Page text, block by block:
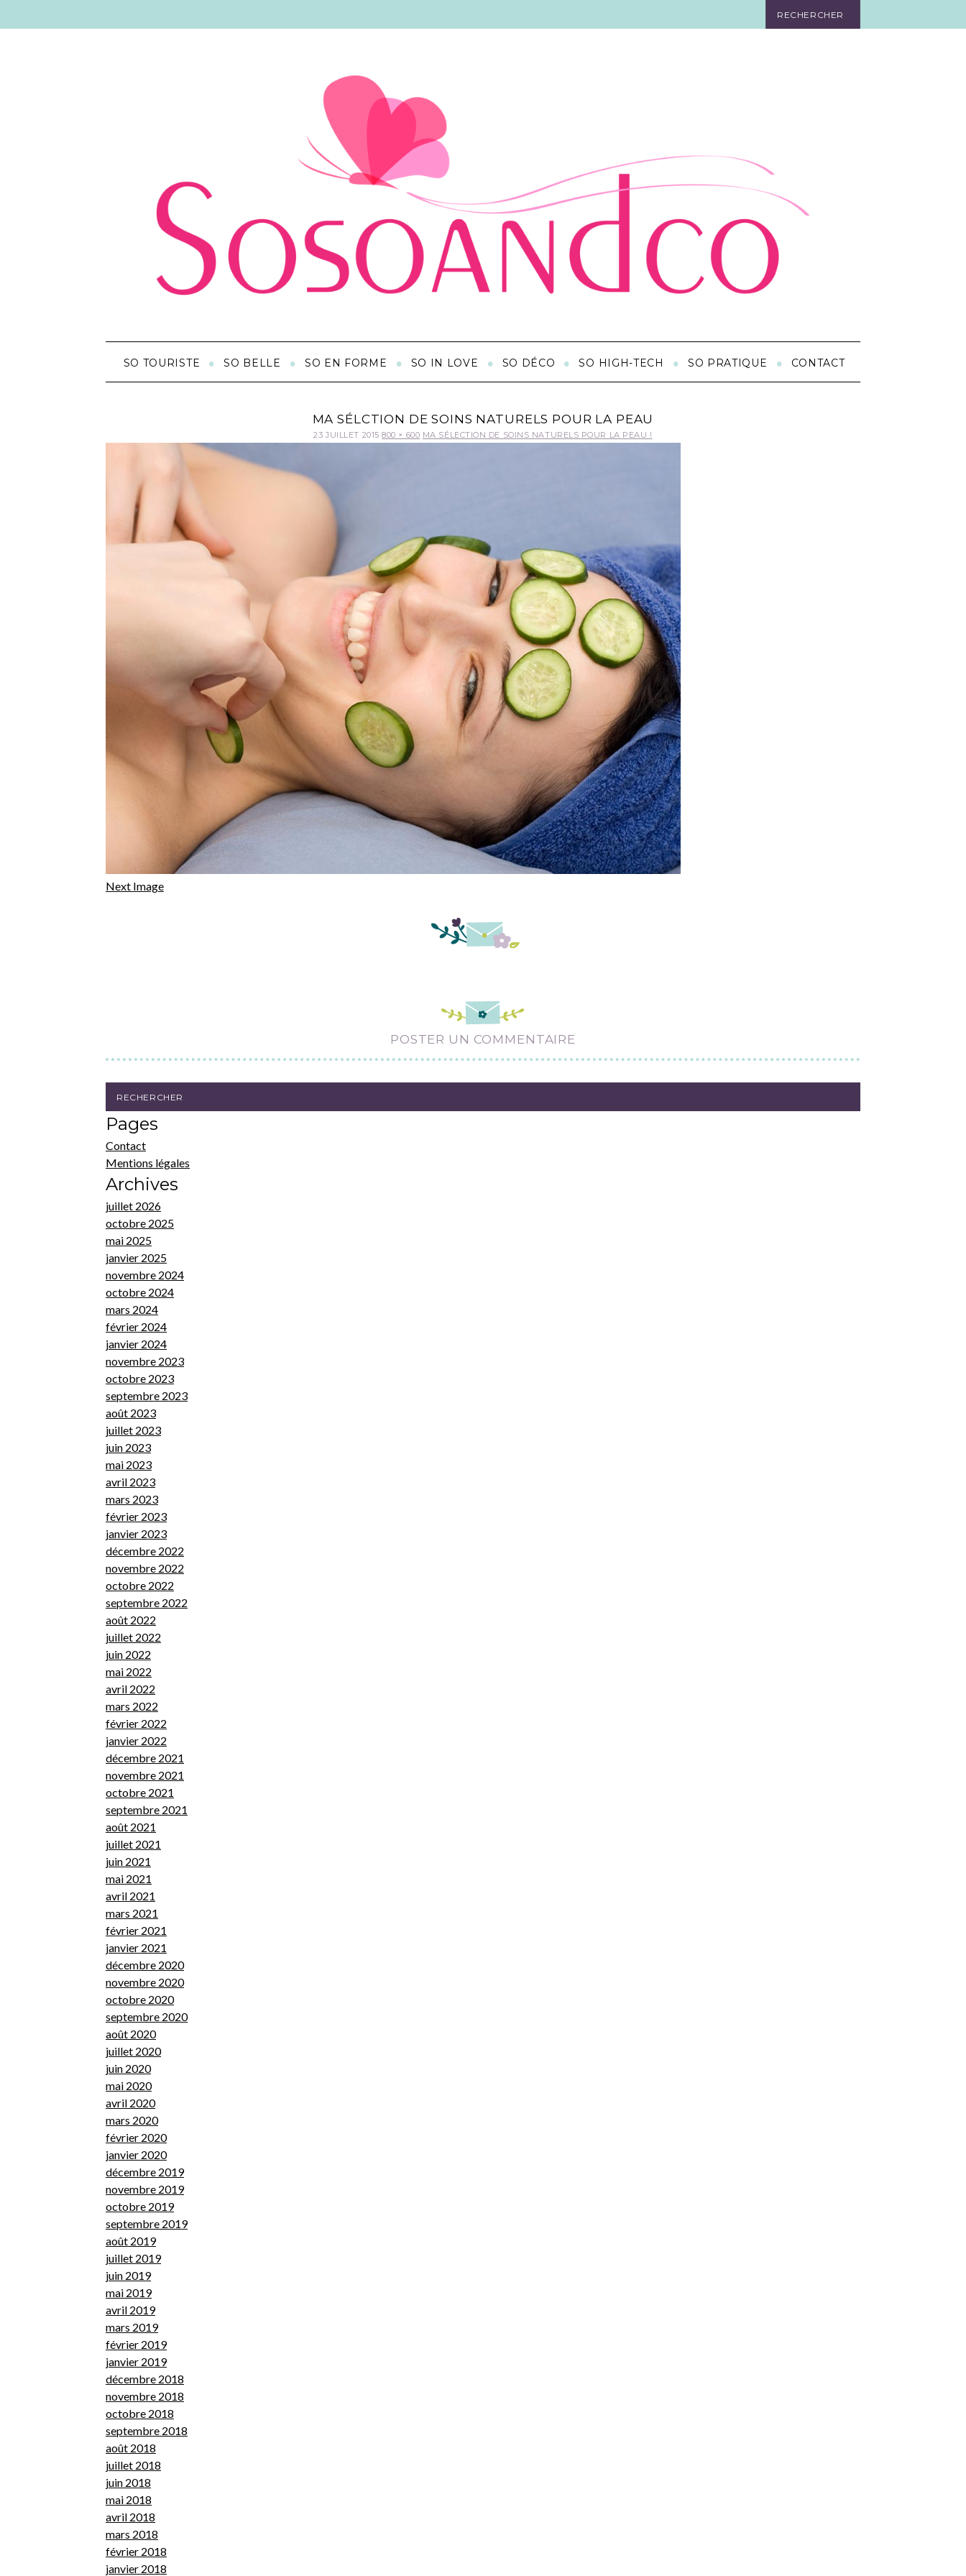
SO TOURISTE SO BELLE SO EN FORME SO IN LOVE SO DÉCO SO HIGH-TECH SO PRATIQUE CONTACT
MA SÉLCTION DE SOINS NATURELS POUR LA PEAU
23 JUILLET 2015 800 × 600 MA SÉLECTION DE SOINS NATURELS POUR LA PEAU !
Next Image
POSTER UN COMMENTAIRE
Pages
Contact
Mentions légales
Archives
juillet 2026
octobre 2025
mai 2025
janvier 2025
novembre 2024
octobre 2024
mars 2024
février 2024
janvier 2024
novembre 2023
octobre 2023
septembre 2023
août 2023
juillet 2023
juin 2023
mai 2023
avril 2023
mars 2023
février 2023
janvier 2023
décembre 2022
novembre 2022
octobre 2022
septembre 2022
août 2022
juillet 2022
juin 2022
mai 2022
avril 2022
mars 2022
février 2022
janvier 2022
décembre 2021
novembre 2021
octobre 2021
septembre 2021
août 2021
juillet 2021
juin 2021
mai 2021
avril 2021
mars 2021
février 2021
janvier 2021
décembre 2020
novembre 2020
octobre 2020
septembre 2020
août 2020
juillet 2020
juin 2020
mai 2020
avril 2020
mars 2020
février 2020
janvier 2020
décembre 2019
novembre 2019
octobre 2019
septembre 2019
août 2019
juillet 2019
juin 2019
mai 2019
avril 2019
mars 2019
février 2019
janvier 2019
décembre 2018
novembre 2018
octobre 2018
septembre 2018
août 2018
juillet 2018
juin 2018
mai 2018
avril 2018
mars 2018
février 2018
janvier 2018